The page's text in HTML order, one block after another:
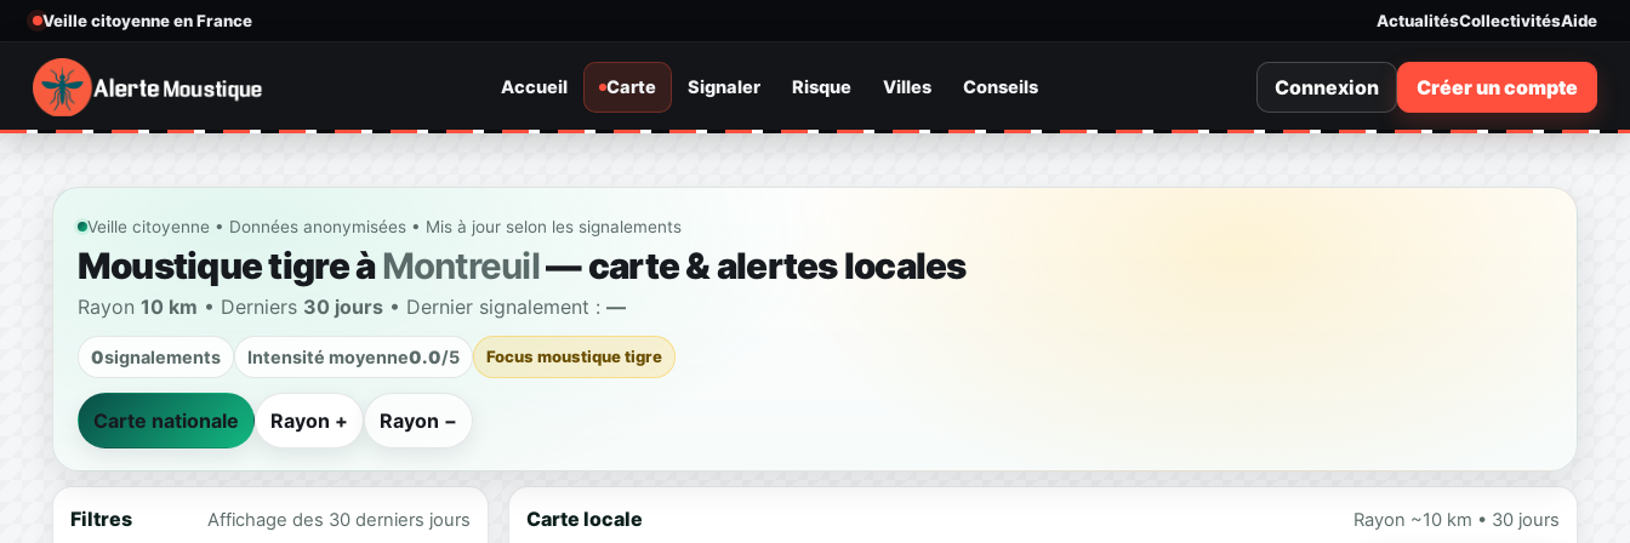
Veille citoyenne en France ActualitésCollectivitésAide
Accueil Carte Signaler Risque Villes Conseils Connexion Créer un compte
Veille citoyenne • Données anonymisées • Mis à jour selon les signalements
Moustique tigre àMontreuil— carte & alertes locales
Rayon 10 km • Derniers 30 jours• Dernier signalement : —
0signalements Intensité moyenne0.0/5 Focus moustique tigre
Carte nationale Rayon + Rayon −
Filtres Affichage des 30 derniers jours Carte locale Rayon ~10 km • 30 jours